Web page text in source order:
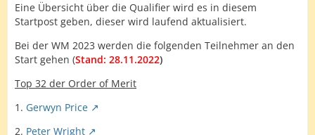
Eine Übersicht über die Qualifier wird es in diesem
Startpost geben, dieser wird laufend aktualisiert.
Bei der WM 2023 werden die folgenden Teilnehmer an den
Start gehen (Stand: 28.11.2022)
Top 32 der Order of Merit
1. Gerwyn Price
2. Peter Wright